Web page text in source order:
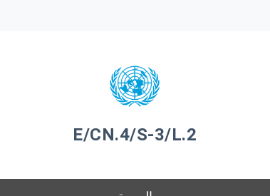
E/CN.4/S-3/L.2